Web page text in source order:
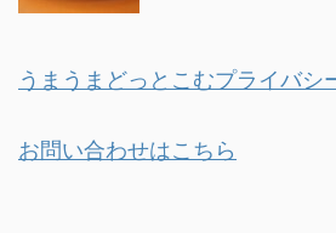
うまうまどっとこむプライバシ
お問い合わせはこちら